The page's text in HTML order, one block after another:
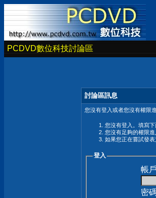
PCDVD數位科技討論區
討論區訊息
您沒有登入或者您沒有權限
您沒有登入。填寫下
您沒有足夠的權限
如果您正在嘗試發
登入
帳
密